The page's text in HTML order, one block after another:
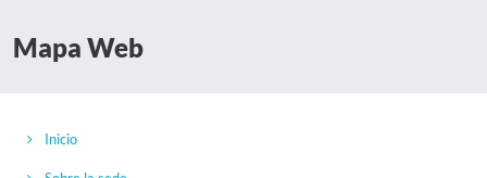
Mapa Web
Inicio